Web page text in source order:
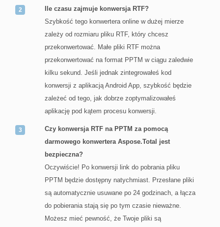
Ile czasu zajmuje konwersja RTF?
Szybkość tego konwertera online w dużej mierze
zależy od rozmiaru pliku RTF, który chcesz
przekonwertować. Małe pliki RTF można
przekonwertować na format PPTM w ciągu zaledwie
kilku sekund. Jeśli jednak zintegrowałeś kod
konwersji z aplikacją Android App, szybkość będzie
zależeć od tego, jak dobrze zoptymalizowałeś
aplikację pod kątem procesu konwersji.
Czy konwersja RTF na PPTM za pomocą
darmowego konwertera Aspose.Total jest
bezpieczna?
Oczywiście! Po konwersji link do pobrania pliku
PPTM będzie dostępny natychmiast. Przesłane pliki
są automatycznie usuwane po 24 godzinach, a łącza
do pobierania stają się po tym czasie nieważne.
Możesz mieć pewność, że Twoje pliki są